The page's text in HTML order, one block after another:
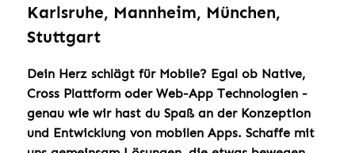
Karlsruhe, Mannheim, München,
Stuttgart
Dein Herz schlägt für Mobile? Egal ob Native,
Cross Plattform oder Web-App Technologien -
genau wie wir hast du Spaß an der Konzeption
und Entwicklung von mobilen Apps. Schaffe mit